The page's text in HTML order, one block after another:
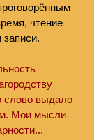
чтение
слово выдало
Мои мысли